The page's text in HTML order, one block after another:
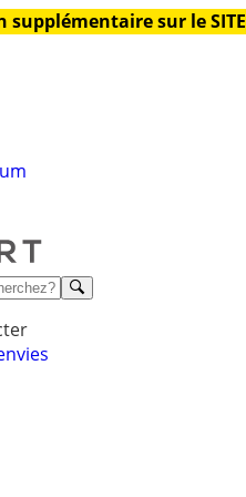
supplémentaire sur le SITE